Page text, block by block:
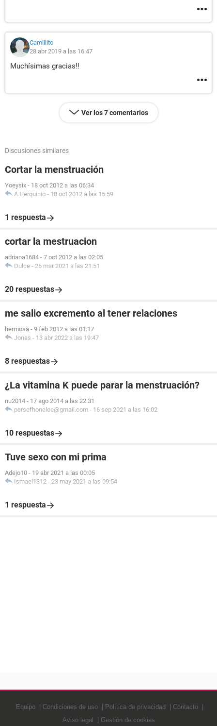
Camillito
28 abr 2019 a las 16:47
Muchísimas gracias!!
Ver los 7 comentarios
Discusiones similares
Cortar la menstruación
Yoeysix - 18 oct 2012 a las 06:34
A.Herquinio - 18 oct 2012 a las 15:59
1 respuesta
cortar la mestruacion
adriana1684 - 7 oct 2012 a las 02:05
Dulce - 26 mar 2021 a las 21:51
20 respuestas
me salio excremento al tener relaciones
hermosa - 9 feb 2012 a las 01:17
Jonas - 13 abr 2022 a las 19:47
8 respuestas
¿La vitamina K puede parar la menstruación?
nu2014 - 17 ago 2014 a las 22:31
persefhonelee@gmail.com - 16 sep 2021 a las 16:02
10 respuestas
Tuve sexo con mi prima
Adejo10 - 19 abr 2021 a las 00:05
Ismael1312 - 23 may 2021 a las 09:54
1 respuesta
Equipo Condiciones de uso Política de privacidad
Contacto
Aviso legal
Gestión de cookies